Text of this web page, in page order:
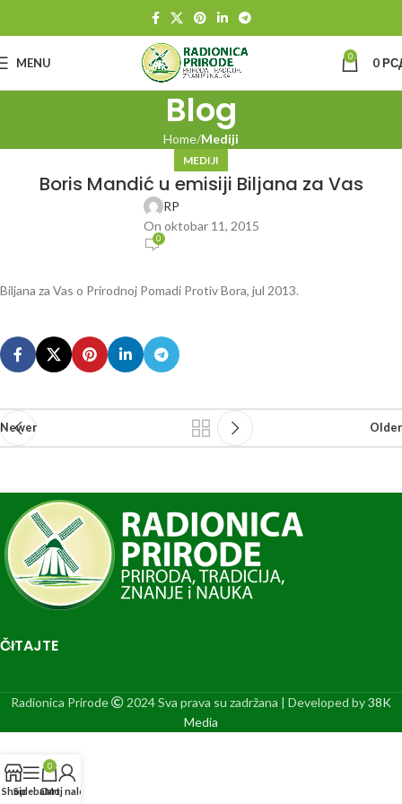
MENU 0 0
Blog
Home Mediji
MEDIJI
Boris Mandić u emisiji Biljana za Vas
RP
On oktobar 11, 2015
0
Biljana za Vas o Prirodnoj Pomadi Protiv Bora, jul 2013.
Newer Older
ČITAJTE
Radionica Prirode 2024 Sva prava su zadržana | Developed by38K
Media
ShopSidebar
0
Cart
Moj nalog